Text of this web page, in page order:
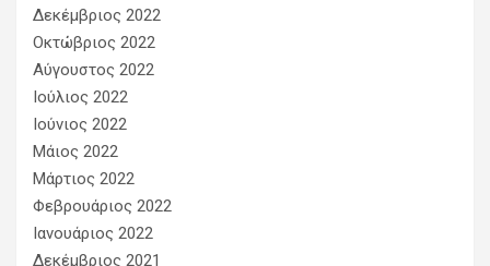
Δεκέμβριος 2022
Οκτώβριος 2022
Αύγουστος 2022
Ιούλιος 2022
Ιούνιος 2022
Μάιος 2022
Μάρτιος 2022
Φεβρουάριος 2022
Ιανουάριος 2022
Δεκέμβριος 2021